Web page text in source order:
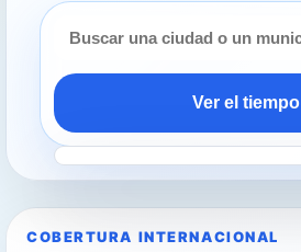
Ver el tiempo
COBERTURA INTERNACIONAL